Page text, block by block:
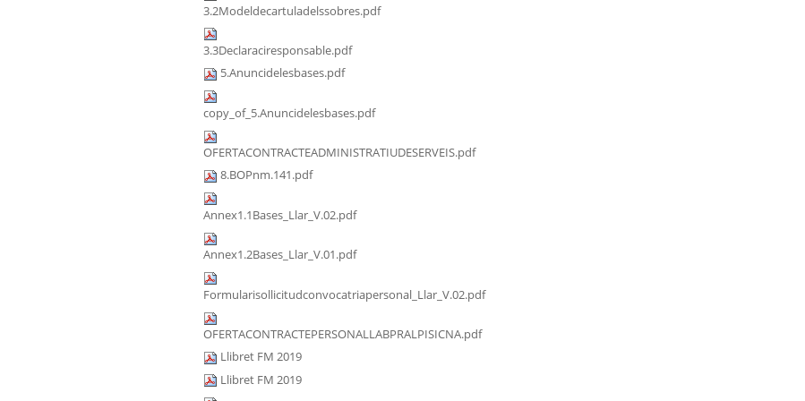
3.2Modeldecartuladelssobres.pdf
3.3Declaraciresponsable.pdf
5.Anuncidelesbases.pdf
copy_of_5.Anuncidelesbases.pdf
OFERTACONTRACTEADMINISTRATIUDESERVEIS.pdf
8.BOPnm.141.pdf
Annex1.1Bases_Llar_V.02.pdf
Annex1.2Bases_Llar_V.01.pdf
Formularisollicitudconvocatriapersonal_Llar_V.02.pdf
OFERTACONTRACTEPERSONALLABPRALPISICNA.pdf
Llibret FM 2019
Llibret FM 2019